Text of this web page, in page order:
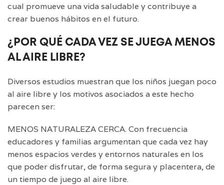
cual promueve una vida saludable y contribuye a
crear buenos hábitos en el futuro.
¿POR QUÉ CADA VEZ SE JUEGA MENOS
AL AIRE LIBRE?
Diversos estudios muestran que los niños juegan poco
al aire libre y los motivos asociados a este hecho
parecen ser:
MENOS NATURALEZA CERCA. Con frecuencia
educadores y familias argumentan que cada vez hay
menos espacios verdes y entornos naturales en los
que poder disfrutar, de forma segura y placentera, de
un tiempo de juego al aire libre.